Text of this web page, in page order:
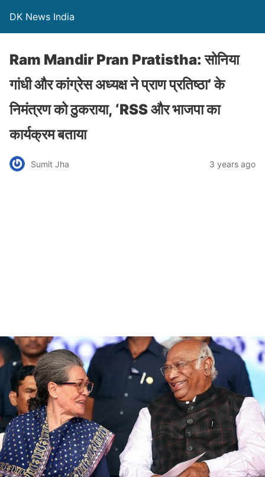
DK News India
Ram Mandir Pran Pratistha: सोनिया
गांधी और कांग्रेस अध्यक्ष ने प्राण प्रतिष्ठा’ के
निमंत्रण को ठुकराया, ‘RSS और भाजपा का
कार्यक्रम बताया
Sumit Jha 3 years ago